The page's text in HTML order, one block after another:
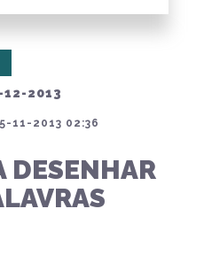
12-2013
11-2013 02:36
DESENHAR